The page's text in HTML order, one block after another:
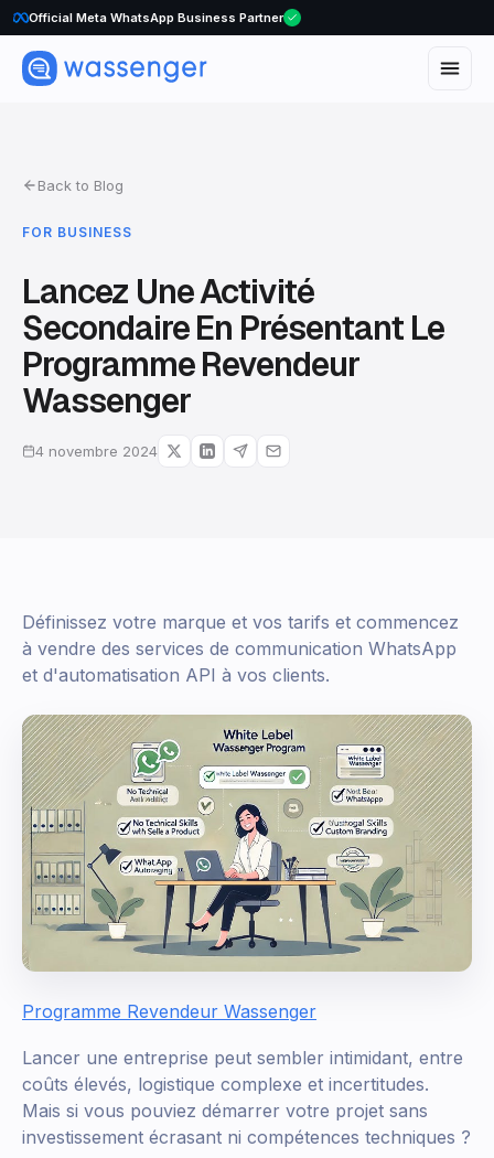
Official Meta WhatsApp Business Partner
WhatsApp Voice Calls are here
Back to Blog
FOR BUSINESS
Lancez Une Activité
Secondaire En Présentant Le
Programme Revendeur
Wassenger
4 novembre 2024
Définissez votre marque et vos tarifs et commencez
à vendre des services de communication WhatsApp
et d'automatisation API à vos clients.
Programme Revendeur Wassenger
Lancer une entreprise peut sembler intimidant, entre
coûts élevés, logistique complexe et incertitudes.
Mais si vous pouviez démarrer votre projet sans
investissement écrasant ni compétences techniques ?